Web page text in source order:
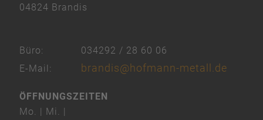
04824 Brandis
Büro:
034292 / 28 60 06
E-Mail:
brandis@hofmann-metall.de
ÖFFNUNGSZEITEN
Mo. | Mi. |